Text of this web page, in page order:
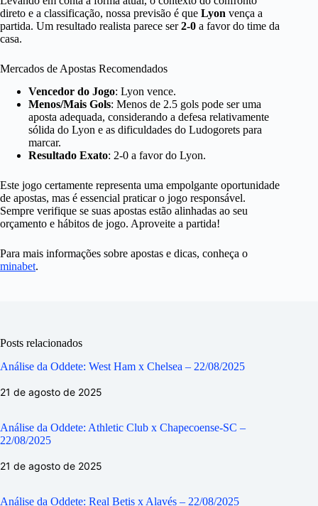
direto e a classificação, nossa previsão é que Lyon vença a
partida. Um resultado realista parece ser2-0 a favor do time da
casa.
Mercados de Apostas Recomendados
Vencedor do Jogo: Lyon vence.
Menos/Mais Gols: Menos de 2.5 gols pode ser uma
aposta adequada, considerando a defesa relativamente
sólida do Lyon e as dificuldades do Ludogorets para
marcar.
Resultado Exato: 2-0 a favor do Lyon.
Este jogo certamente representa uma empolgante oportunidade
de apostas, mas é essencial praticar o jogo responsável.
Sempre verifique se suas apostas estão alinhadas ao seu
orçamento e hábitos de jogo. Aproveite a partida!
Para mais informações sobre apostas e dicas, conheça o
minabet.
Posts relacionados
Análise da Oddete: West Ham x Chelsea – 22/08/2025
21 de agosto de 2025
Análise da Oddete: Athletic Club x Chapecoense-SC –
22/08/2025
21 de agosto de 2025
Análise da Oddete: Real Betis x Alavés – 22/08/2025